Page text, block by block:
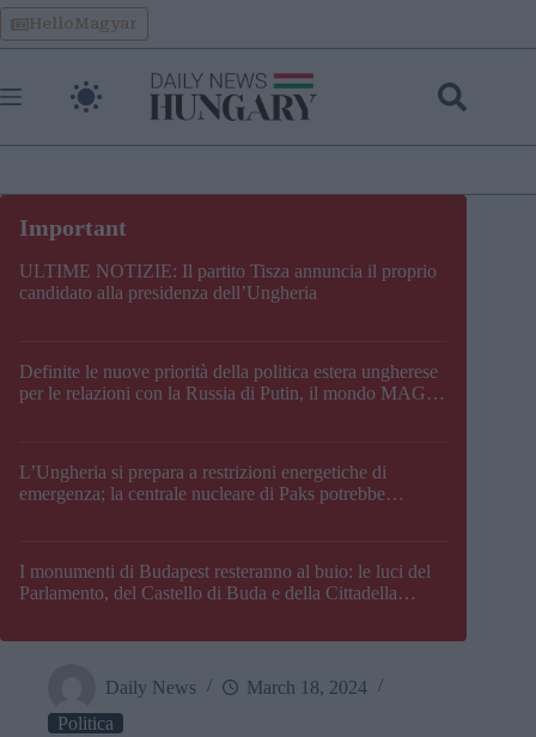
Skip
to
content
HelloMagyar
ULTIME NOTIZIE: Il partito Tisza annuncia il proprio
candidato alla presidenza dell’Ungheria
Definite le nuove priorità della politica estera ungherese
per le relazioni con la Russia di Putin, il mondo MAGA,
L’Ungheria si prepara a restrizioni energetiche di
emergenza; la centrale nucleare di Paks potrebbe
I monumenti di Budapest resteranno al buio: le luci del
Parlamento, del Castello di Buda e della Cittadella
Daily News
March 18, 2024
Politica